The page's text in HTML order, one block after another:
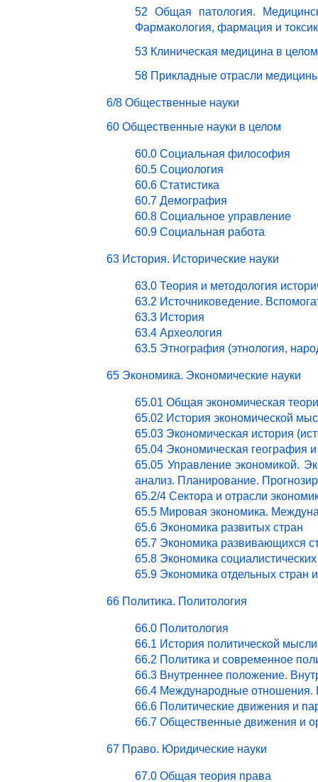
52 Общая патология.
Фармакология, фармация и
53 Клиническая медицина в целом
58 Прикладные отрасли
6/8 Общественные науки
60 Общественные науки в целом
60.0 Социальная философия
60.5 Социология
60.6 Статистика
60.7 Демография
60.8 Социальное управление
60.9 Социальная работа
63 История. Исторические науки
63.0 Теория и методология
63.2 Источниковедение.
63.3 История
63.4 Археология
63.5 Этнография (этнология,
65 Экономика. Экономические науки
65.01 Общая экономическая
65.02 История экономической
65.03 Экономическая история
65.04 Экономическая география
65.05 Управление экономикой.
анализ. Планирование.
65.2/4 Сектора и отрасли
65.5 Мировая экономика.
65.6 Экономика развитых стран
65.7 Экономика развивающихся
65.8 Экономика
65.9 Экономика отдельных стран
66 Политика. Политология
66.0 Политология
66.1 История политической мысли
66.2 Политика и современное
66.3 Внутреннее положение.
66.4 Международные отношения.
66.6 Политические движения и
66.7 Общественные движения и
67 Право. Юридические науки
67.0 Общая теория права